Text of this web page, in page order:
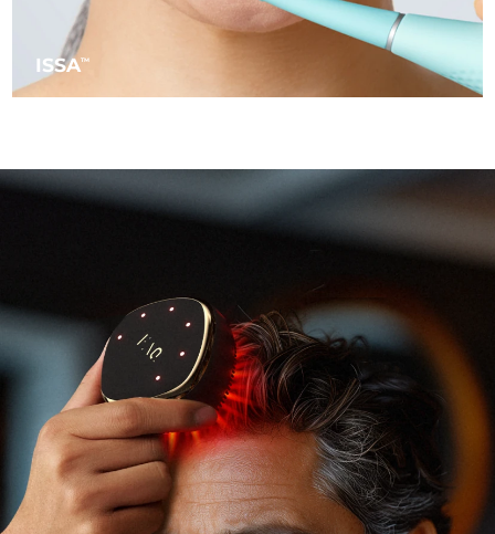
ISSATM
Słowacja
Oczekiwany czas dostawy
Słowenia
Oczekiwany czas dostawy
Południowej Afryki
Oczekiwany czas dostawy
14/8/26
Szwecja
Oczekiwany czas dostawy
12/8/26
Szwajcaria
Oczekiwany czas dostawy
Tajwan
Oczekiwany czas dostawy
17/8/26